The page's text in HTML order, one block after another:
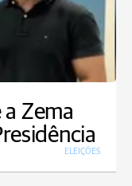
Zema
ELEIÇÕES